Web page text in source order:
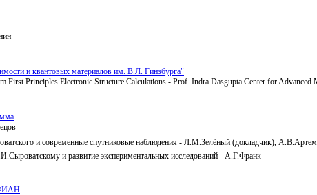
и квантовых материалов им. В.Л. Гинзбурга"
First Principles Electronic Structure Calculations - Prof. Indra Dasgupta Center for Advanced
и современные спутниковые наблюдения - Л.М.Зелёный (докладчик),
и развитие экспериментальных исследований - А.Г.Франк
ФИАН